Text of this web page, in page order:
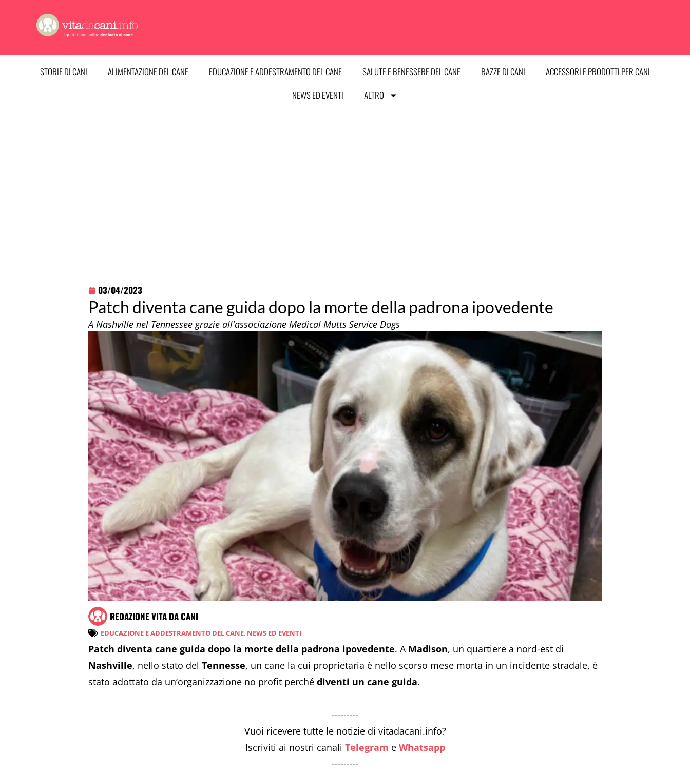
contenuto
STORIE DI CANI ALIMENTAZIONE DEL CANE EDUCAZIONE E ADDESTRAMENTO DEL CANE SALUTE E BENESSERE DEL CANE RAZZE DI CANI
ACCESSORI E PRODOTTI PER CANI
NEWS ED EVENTI
ALTRO
03/04/2023
Patch diventa cane guida dopo la morte della padrona ipovedente
A Nashville nel Tennessee grazie all'associazione Medical Mutts Service Dogs
REDAZIONE VITA DA CANI
EDUCAZIONE E ADDESTRAMENTO DEL CANE, NEWS ED EVENTI
Patch diventa cane guida dopo la morte della padrona ipovedente. AMadison, un quartiere a nord-est di
Nashville, nello stato del Tennesse, un cane la cui proprietaria è nello scorso mese morta in un incidente stradale, è
stato adottato da un’organizzazione no profit perché diventi un cane guida.
---------
Vuoi ricevere tutte le notizie di vitadacani.info?
Iscriviti ai nostri canali Telegram e Whatsapp
---------